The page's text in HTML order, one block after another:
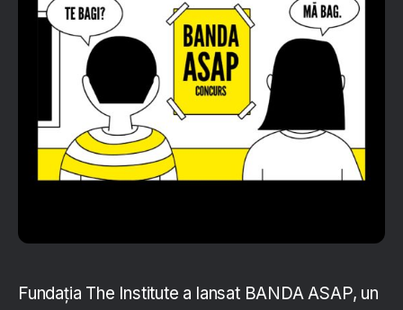
Fundația The Institute a lansat BANDA ASAP, un